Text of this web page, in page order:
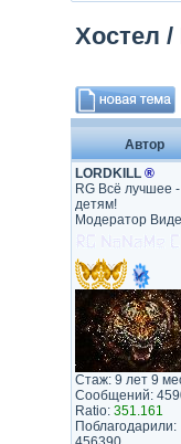
Хостел /
Автор
LORDKILL ®
RG Всё лучшее -
детям!
Модератор
Стаж: 9 лет 9
Сообщений:
Ratio: 351.161
Поблагодарили: